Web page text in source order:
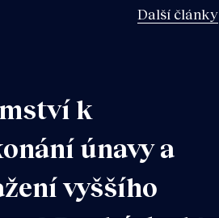
Další články
k
únavy a
vyššího